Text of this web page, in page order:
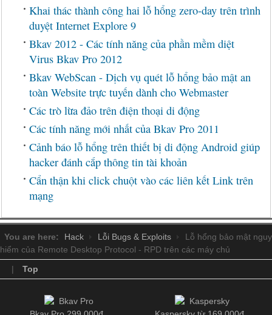
Khai thác thành công hai lỗ hổng zero-day trên trình
duyệt Internet Explore 9
Bkav 2012 - Các tính năng của phần mềm diệt
Virus Bkav Pro 2012
Bkav WebScan - Dịch vụ quét lỗ hổng bảo mật an
toàn Website trực tuyến dành cho Webmaster
Các trò lừa đảo trên điện thoại di động
Các tính năng mới nhất của Bkav Pro 2011
Cảnh báo lỗ hổng trên thiết bị di động Android giúp
hacker đánh cắp thông tin tài khoản
Cẩn thận khi click chuột vào các liên kết Link trên
mạng
You are here: Hack Lỗi Bugs & Exploits
Lỗ hổng bảo mật nguy
hiểm của Remote Desktop Protocol - RPD trên các máy chủ
|
Top